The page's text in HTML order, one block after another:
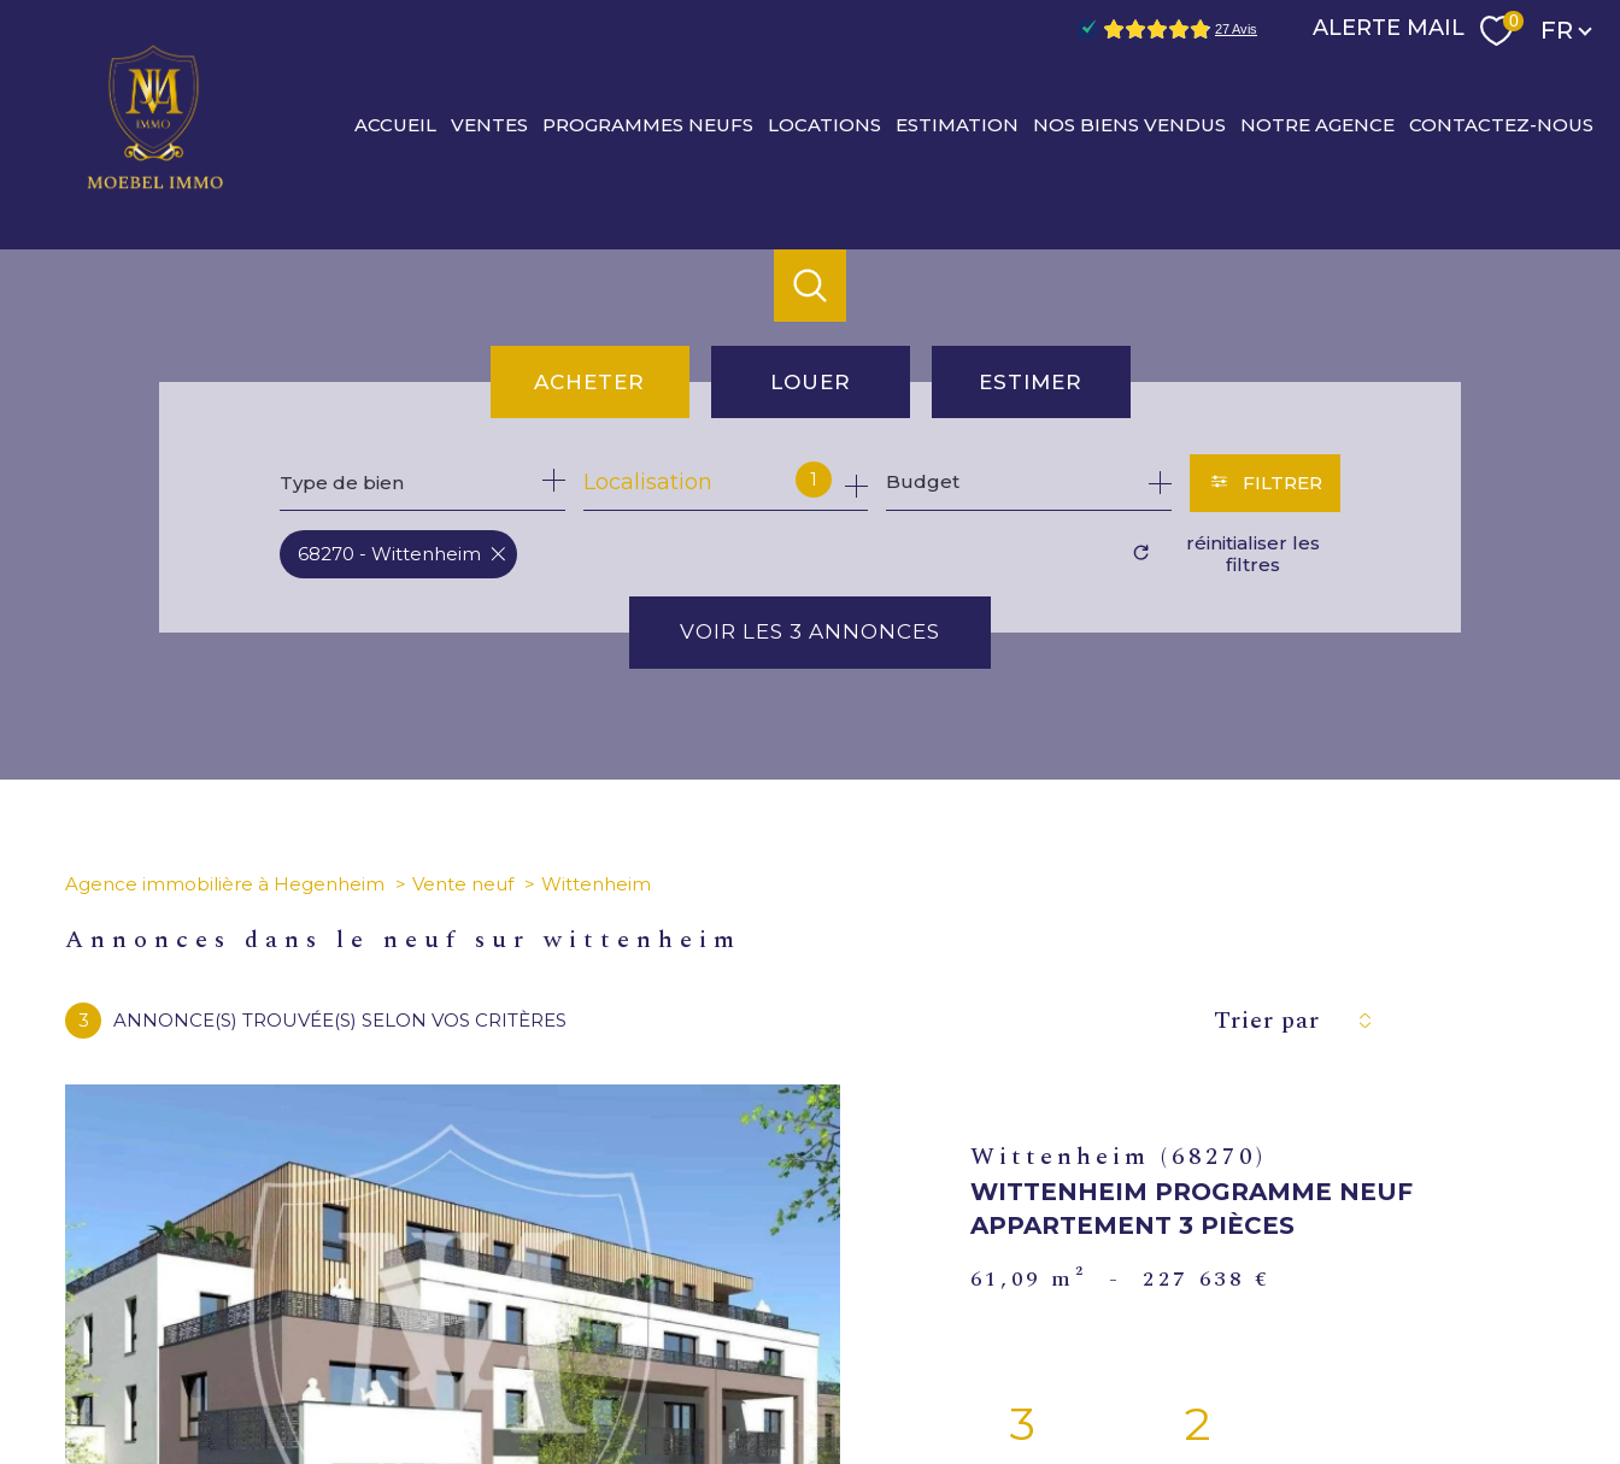
ALERTE MAIL 0 FR
ACCUEIL VENTES PROGRAMMES NEUFS LOCATIONS ESTIMATION NOS BIENS VENDUS NOTRE AGENCE CONTACTEZ-NOUS
ACHETER
de l'ancien
du neuf
LOUER
à l'année
de l'immo pro
ESTIMER
Type de bien 1
Localisation Budget FILTRER
VOIR LES 3 ANNONCES
68270 - Wittenheim
réinitialiser les
filtres
Agence immobilière à Hegenheim Vente neuf Wittenheim
annonces dans le neuf sur wittenheim
3 ANNONCE(S) TROUVÉE(S) SELON VOS CRITÈRES Trier par
VOIR LE
BIEN
Wittenheim (68270)
WITTENHEIM PROGRAMME NEUF
APPARTEMENT 3 PIÈCES
61,09 m² - 227 638 €
3 2